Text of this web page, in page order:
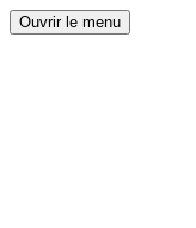
Ouvrir le menu